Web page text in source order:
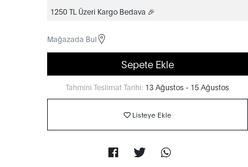
1250 TL Üzeri Kargo Bedava 🎉
Mağazada Bul
Sepete Ekle
Tahmini Teslimat Tarihi: 13 Ağustos - 15 Ağustos
Listeye Ekle